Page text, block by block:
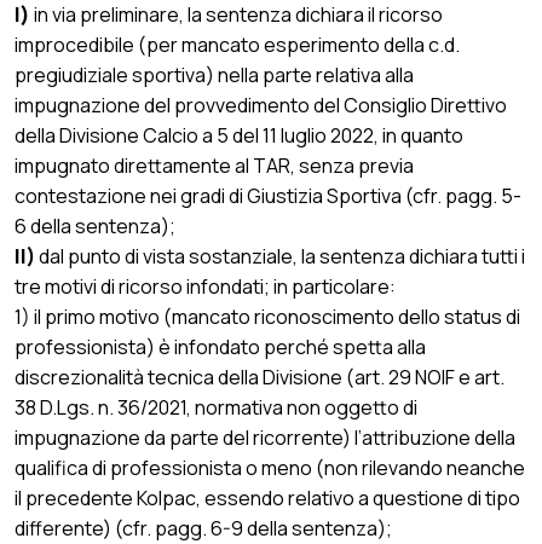
I) in via preliminare, la sentenza dichiara il ricorso
improcedibile (per mancato esperimento della c.d.
pregiudiziale sportiva) nella parte relativa alla
impugnazione del provvedimento del Consiglio Direttivo
della Divisione Calcio a 5 del 11 luglio 2022, in quanto
impugnato direttamente al TAR, senza previa
contestazione nei gradi di Giustizia Sportiva (cfr. pagg. 5-
6 della sentenza);
II)dal punto di vista sostanziale, la sentenza dichiara tutti i
tre motivi di ricorso infondati; in particolare:
1) il primo motivo (mancato riconoscimento dello status di
professionista) è infondato perché spetta alla
discrezionalità tecnica della Divisione (art. 29 NOIF e art.
38 D.Lgs. n. 36/2021, normativa non oggetto di
impugnazione da parte del ricorrente) l’attribuzione della
qualifica di professionista o meno (non rilevando neanche
il precedente Kolpac, essendo relativo a questione di tipo
differente) (cfr. pagg. 6-9 della sentenza);